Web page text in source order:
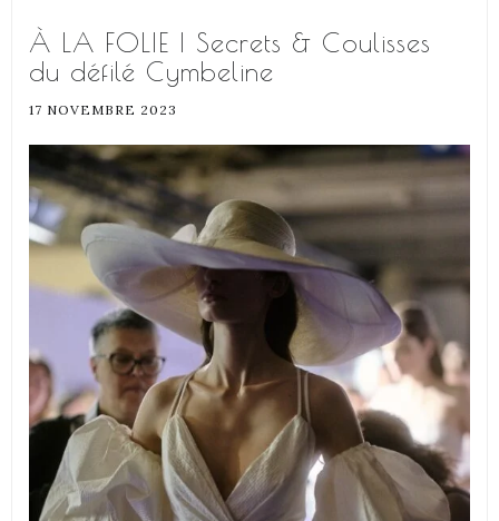
À LA FOLIE | Secrets & Coulisses
du défilé Cymbeline
17 NOVEMBRE 2023